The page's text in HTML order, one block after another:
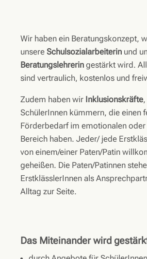
Wir haben ein Beratungskonzept,
unsere Schulsozialarbeiterinund
Beratungslehreringestärkt wird.
sind vertraulich, kostenlos und
Zudem haben wir Inklusionskräfte,
SchülerInnen kümmern, die einen
Förderbedarf im emotionalen oder
Bereich haben. Jeder/ jede
von einem/einer Paten/Patin
geheißen. Die Paten/Patinnen
ErstklässlerInnen als
Alltag zur Seite.
Das Miteinander wird